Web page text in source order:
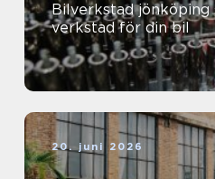
Bilverkstad jönköping så väljer du rätt
verkstad för din bil
20. juni 2026